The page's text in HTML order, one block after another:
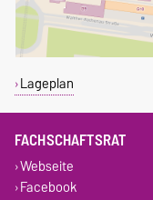
Lageplan
FACHSCHAFTSRAT
Webseite
Facebook